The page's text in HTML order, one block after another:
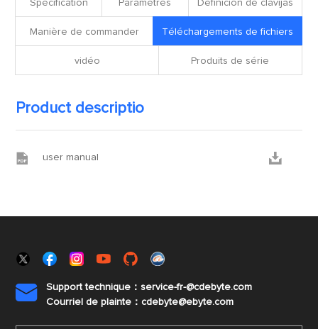
Spécification Paramètres Definición de clavijas
Manière de commander Téléchargements de fichiers
vidéo Produits de série
Product descriptio
 user manual 

Support technique：service-fr-@cdebyte.com
Courriel de plainte：cdebyte@ebyte.com